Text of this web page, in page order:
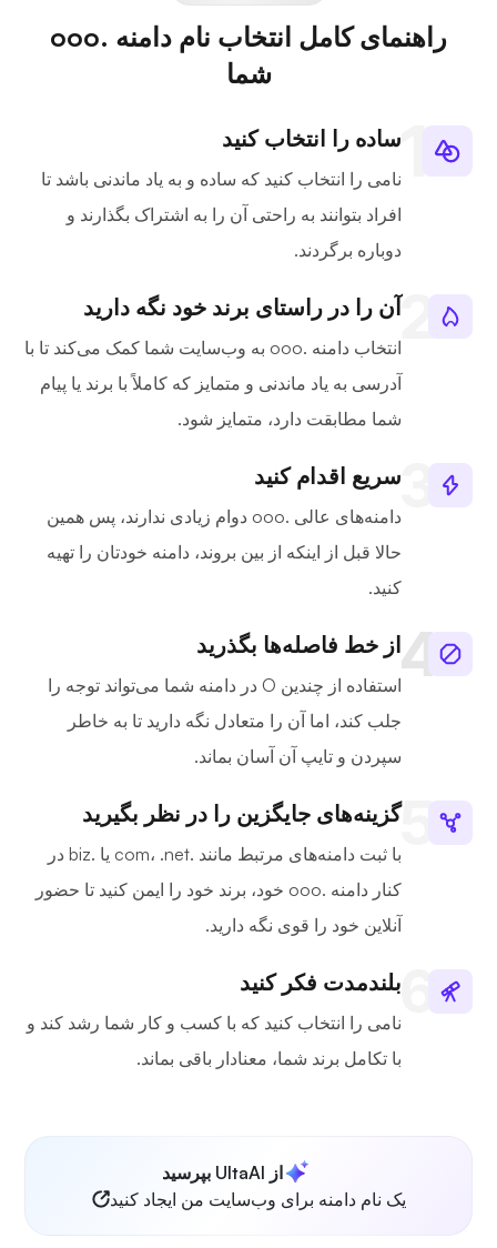
راهنمای کامل انتخاب نام دامنه .ooo
شما
ساده را انتخاب کنید
نامی را انتخاب کنید که ساده و به یاد ماندنی باشد تا
افراد بتوانند به راحتی آن را به اشتراک بگذارند و
دوباره برگردند.
آن را در راستای برند خود نگه دارید
انتخاب دامنه .ooo به وب‌سایت شما کمک می‌کند تا با
آدرسی به یاد ماندنی و متمایز که کاملاً با برند یا پیام
شما مطابقت دارد، متمایز شود.
سریع اقدام کنید
دامنه‌های عالی .ooo دوام زیادی ندارند، پس همین
حالا قبل از اینکه از بین بروند، دامنه خودتان را تهیه
کنید.
از خط فاصله‌ها بگذرید
استفاده از چندین O در دامنه شما می‌تواند توجه را
جلب کند، اما آن را متعادل نگه دارید تا به خاطر
سپردن و تایپ آن آسان بماند.
گزینه‌های جایگزین را در نظر بگیرید
با ثبت دامنه‌های مرتبط مانند .com، .net یا .biz در
کنار دامنه .ooo خود، برند خود را ایمن کنید تا حضور
آنلاین خود را قوی نگه دارید.
بلندمدت فکر کنید
نامی را انتخاب کنید که با کسب و کار شما رشد کند و
با تکامل برند شما، معنادار باقی بماند.
از UltaAI بپرسید
یک نام دامنه برای وب‌سایت من ایجاد کنید